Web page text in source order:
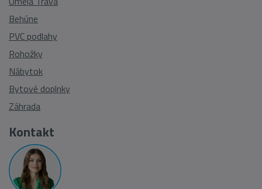
Behúne
PVC podlahy
Rohožky
Nábytok
Bytové doplnky
Záhrada
Kontakt